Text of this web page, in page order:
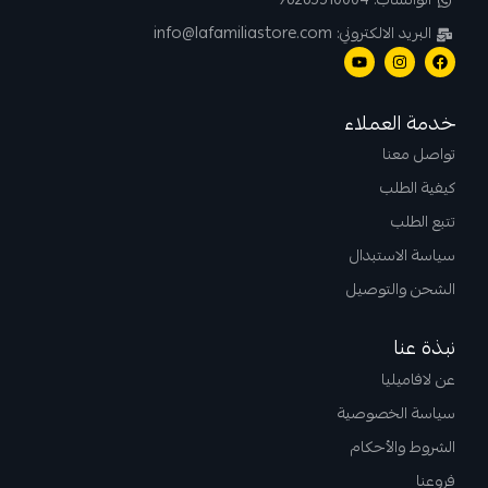
البريد الالكتروني: info@lafamiliastore.com
خدمة العملاء
تواصل معنا
كيفية الطلب
تتبع الطلب
سياسة الاستبدال
الشحن والتوصيل
نبذة عنا
عن لافاميليا
سياسة الخصوصية
الشروط والأحكام
فروعنا